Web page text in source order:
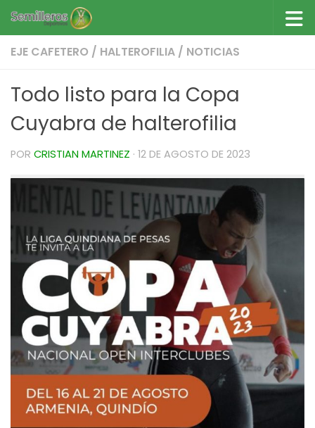
Saltar al contenido
EJE CAFETERO / HALTEROFILIA / NOTICIAS
Todo listo para la Copa
Cuyabra de halterofilia
POR CRISTIAN MARTINEZ · 12 DE AGOSTO DE 2023